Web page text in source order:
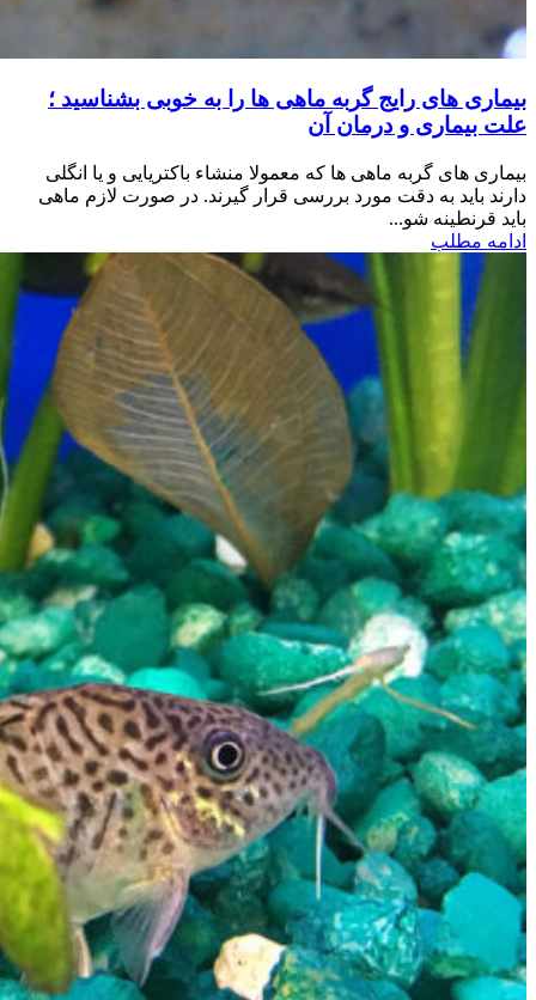
بیماری های رایج گربه ماهی ها را به خوبی بشناسید ؛
علت بیماری و درمان آن
بیماری های گربه ماهی ها که معمولا منشاء باکتریایی و یا انگلی
دارند باید به دقت مورد بررسی قرار گیرند. در صورت لازم ماهی
باید قرنطینه شو...
ادامه مطلب